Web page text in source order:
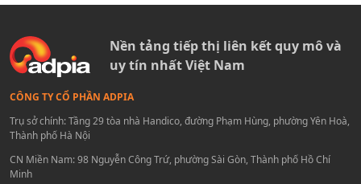
Nền tảng tiếp thị liên kết quy mô và
uy tín nhất Việt Nam
CÔNG TY CỔ PHẦN ADPIA
Trụ sở chính: Tầng 29 tòa nhà Handico, đường Phạm Hùng, phường Yên Hoà,
Thành phố Hà Nội
CN Miền Nam: 98 Nguyễn Công Trứ, phường Sài Gòn, Thành phố Hồ Chí
Minh